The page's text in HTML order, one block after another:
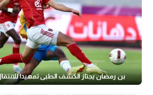
بن رمضان يجتاز الكشف الطبي تمهيدا